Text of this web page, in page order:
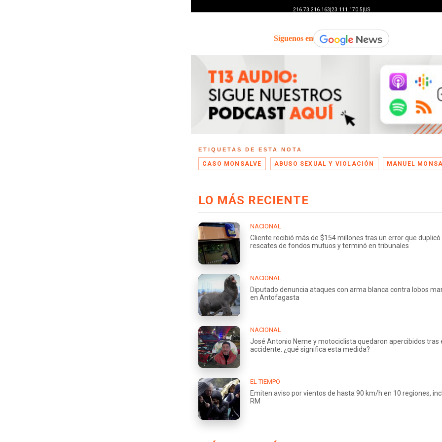
Síguenos en
ETIQUETAS DE ESTA NOTA
CASO MONSALVE ABUSO SEXUAL Y VIOLACIÓN MANUEL
LO MÁS RECIENTE
NACIONAL
Cliente recibió más de $154 millones tras un error que duplicó
rescates de fondos mutuos y terminó en tribunales
NACIONAL
Diputado denuncia ataques con arma blanca contra lobos
en Antofagasta
NACIONAL
José Antonio Neme y motociclista quedaron apercibidos tras
accidente: ¿qué significa esta medida?
EL TIEMPO
Emiten aviso por vientos de hasta 90 km/h en 10 regiones,
RM